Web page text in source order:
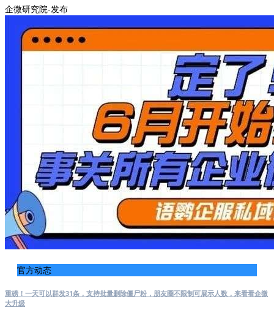
企微研究院-发布
官方动态
重磅！一天可以群发31条，支持批量删除僵尸粉，朋友圈不限制可展示人数，来看看企微
大升级